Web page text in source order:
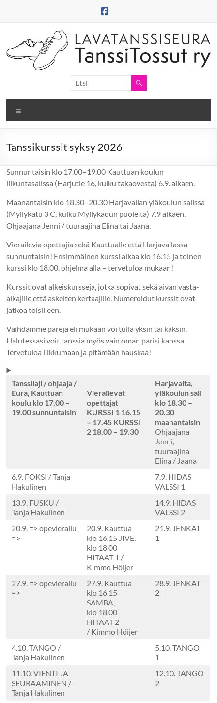
Tanssitossut
ry
Tanssitossujen
sivut
Tanssikurssit syksy 2026
Sunnuntaisin klo 17.00–19.00 Kauttuan koulun
liikuntasalissa (Harjutie 16, kulku takaovesta) 6.9. alkaen.
Maanantaisin klo 18.30–20.30 Harjavallan yläkoulun salissa
(Myllykatu 3 C, kulku Myllykadun puolelta) 7.9 alkaen.
Ohjaajana Jenni / tuuraajina Elina tai Jaana.
Vierailevia opettajia sekä Kauttualle että Harjavallassa
sunnuntaisin! Ensimmäinen kurssi alkaa klo 16.15 ja toinen
kurssi klo 18.00. ohjelma alla – tervetuloa mukaan!
Kurssit ovat alkeiskursseja, jotka sopivat sekä aivan vasta-
alkajille että askelten kertaajille. Numeroidut kurssit ovat
jatkoa toisilleen.
Vaihdamme pareja eli mukaan voi tulla yksin tai kaksin.
Halutessasi voit tanssia myös vain oman parisi kanssa.
Tervetuloa liikkumaan ja pitämään hauskaa!
Tanssilaji / ohjaaja /
Eura, Kauttuan
koulu klo 17.00 –
19.00 sunnuntaisin
Vierailevat
opettajat
KURSSI 1 16.15
– 17.45 KURSSI
2 18.00 – 19.30
Harjavalta,
yläkoulun sali
klo 18.30 –
20.30
maanantaisin
Ohjaajana
Jenni,
tuuraajina
Elina / Jaana
6.9. FOKSI / Tanja
Hakulinen
7.9. HIDAS
VALSSI 1
13.9. FUSKU /
Tanja Hakulinen
14.9. HIDAS
VALSSI 2
20.9. => opevierailu
=>
20.9. Kauttua
klo 16.15 JIVE,
klo 18.00
HITAAT 1 /
Kimmo Höijer
21.9. JENKAT
1
27.9. => opevierailu
=>
27.9. Kauttua
klo 16.15
SAMBA,
klo 18.00
HITAAT 2
/ Kimmo Höijer
28.9. JENKAT
2
4.10. TANGO /
Tanja Hakulinen
5.10. TANGO
1
11.10. VIENTI JA
SEURAAMINEN /
Tanja Hakulinen
12.10. TANGO
2